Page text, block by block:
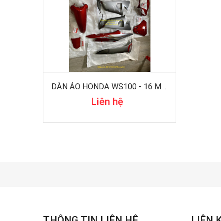
DÀN ÁO HONDA WS100 - 16 MÓN
Liên hệ